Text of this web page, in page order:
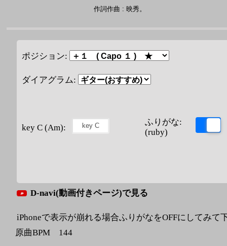
作詞作曲 : 映秀。
ポジション:
ダイアグラム:
key C (Am):
ふりがな:
(ruby)
D-navi(動画付きページ)で見る
iPhoneで表示が崩れる場合ふりがなをOFFにしてみて
原曲BPM 144